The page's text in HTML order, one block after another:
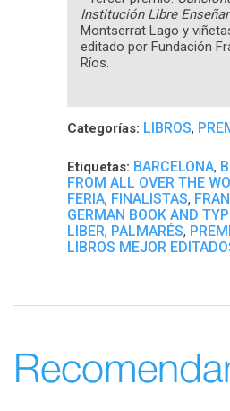
Institución Libre
Montserrat Lago y
editado por Fundación
Ríos.
Categorías: LIBROS,
Etiquetas: BARCELONA,
FROM ALL OVER THE
FERIA, FINALISTAS,
GERMAN BOOK AND
LIBER, PALMARÉS,
LIBROS MEJOR